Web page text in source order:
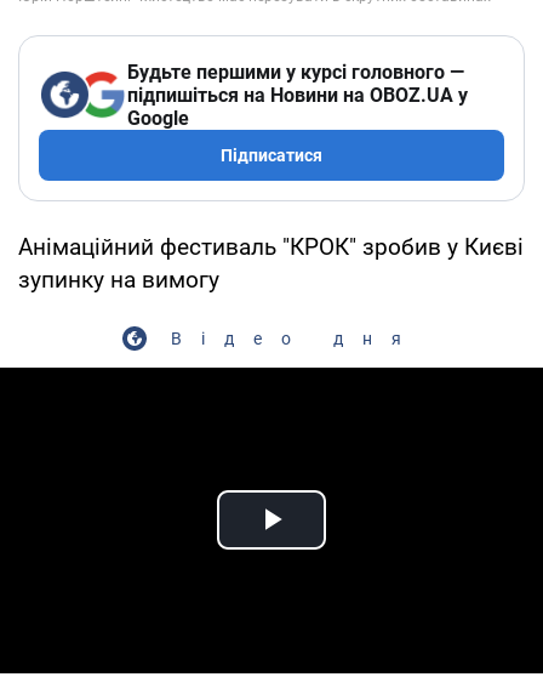
Будьте першими у курсі головного —
підпишіться на Новини на OBOZ.UA у
Google
Підписатися
Анімаційний фестиваль "КРОК" зробив у Києві
зупинку на вимогу
Відео дня
Play Video